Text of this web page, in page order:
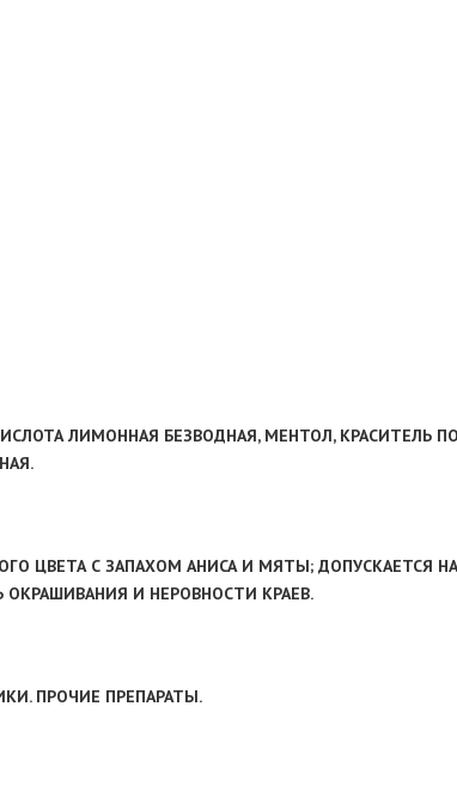
ЛИМОННАЯ БЕЗВОДНАЯ, МЕНТОЛ, КРАСИТЕЛЬ
ЦВЕТА С ЗАПАХОМ АНИСА И МЯТЫ; ДОПУСКАЕТСЯ
И НЕРОВНОСТИ КРАЕВ.
ПРОЧИЕ ПРЕПАРАТЫ.